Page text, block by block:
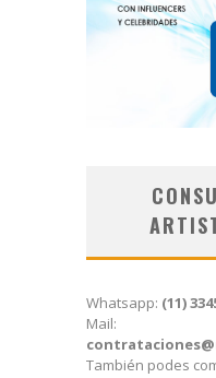
Whatsapp: (11)
Mail:
También podes